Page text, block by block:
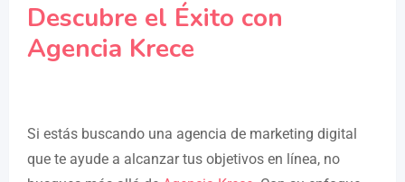
Descubre el Éxito con
Agencia Krece
Si estás buscando una agencia de marketing digital
que te ayude a alcanzar tus objetivos en línea, no